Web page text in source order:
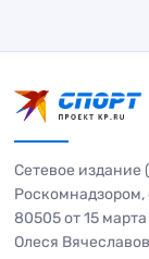
Сетевое издание
80505 от 15
Олеся